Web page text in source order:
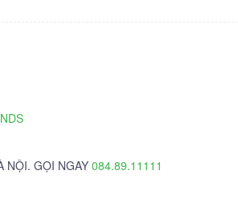
NỘI. GỌI NGAY 084.89.11111